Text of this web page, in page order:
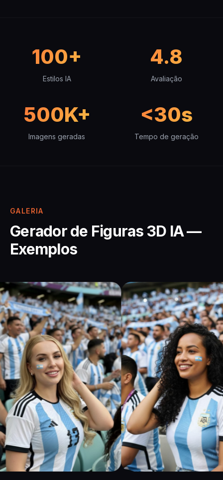
100+
Estilos IA
4.8
Avaliação
500K+
Imagens geradas
<30s
Tempo de geração
GALERIA
Gerador de Figuras 3D IA —
Exemplos